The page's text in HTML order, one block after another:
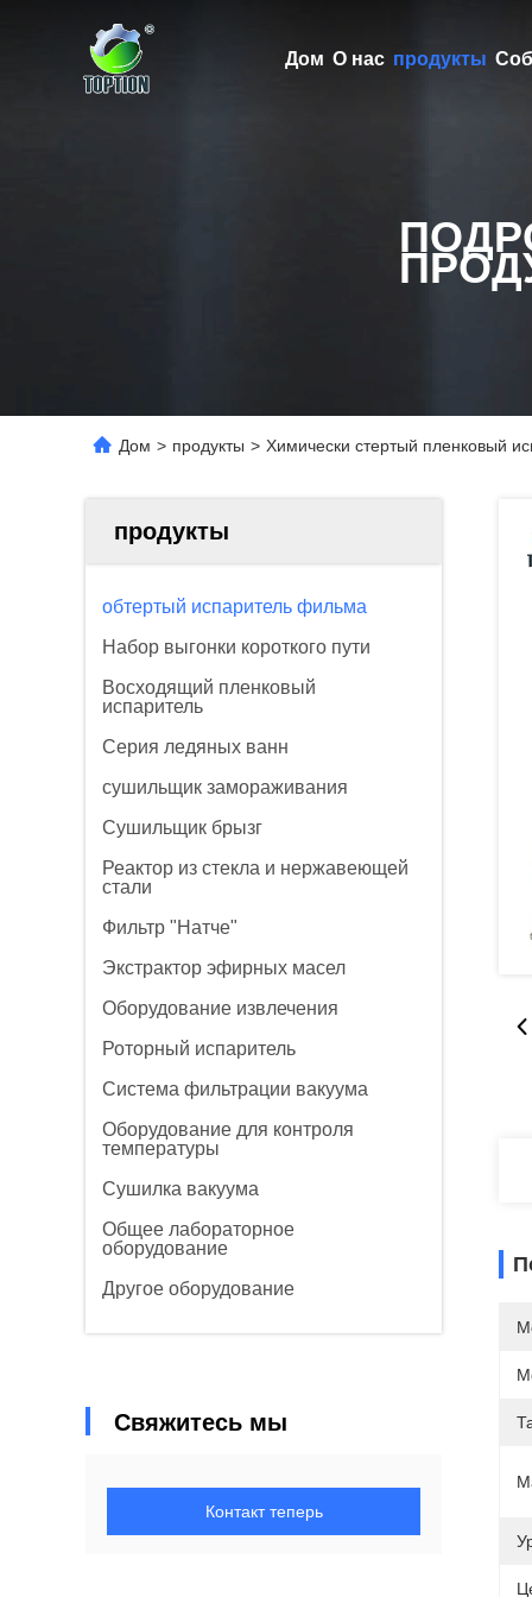
Дом О нас продукты
Дом > продукты > Химически стертый пленковый
продукты
обтертый испаритель фильма
Набор выгонки короткого пути
Восходящий пленковый
испаритель
Серия ледяных ванн
сушильщик замораживания
Сушильщик брызг
Реактор из стекла и нержавеющей
стали
Фильтр "Натче"
Экстрактор эфирных масел
Оборудование извлечения
Роторный испаритель
Система фильтрации вакуума
Оборудование для контроля
температуры
Сушилка вакуума
Общее лабораторное
оборудование
Другое оборудование
Свяжитесь мы
Контакт теперь